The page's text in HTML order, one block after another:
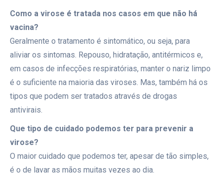
Como a virose é tratada nos casos em que não há
vacina?
Geralmente o tratamento é sintomático, ou seja, para
aliviar os sintomas. Repouso, hidratação, antitérmicos e,
em casos de infecções respiratórias, manter o nariz limpo
é o suficiente na maioria das viroses. Mas, também há os
tipos que podem ser tratados através de drogas
antivirais.
Que tipo de cuidado podemos ter para prevenir a
virose?
O maior cuidado que podemos ter, apesar de tão simples,
é o de lavar as mãos muitas vezes ao dia.